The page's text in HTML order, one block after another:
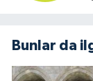
Bunlar da